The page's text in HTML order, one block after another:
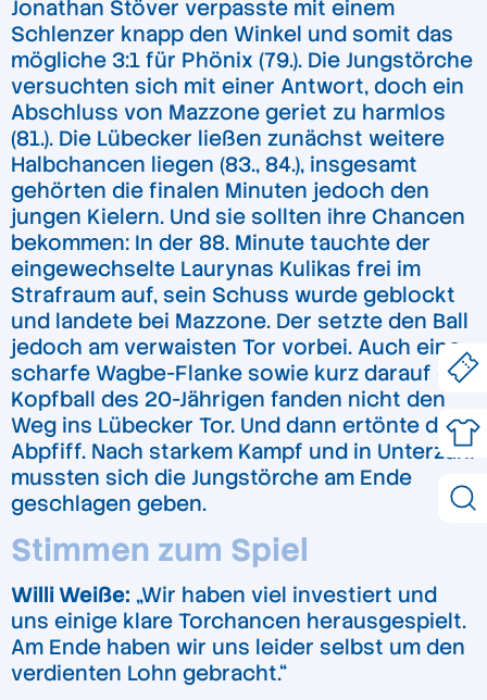
Jonathan Stöver verpasste mit einem
Schlenzer knapp den Winkel und somit das
mögliche 3:1 für Phönix (79.). Die Jungstörche
versuchten sich mit einer Antwort, doch ein
Abschluss von Mazzone geriet zu harmlos
(81.). Die Lübecker ließen zunächst weitere
Halbchancen liegen (83., 84.), insgesamt
gehörten die finalen Minuten jedoch den
jungen Kielern. Und sie sollten ihre Chancen
bekommen: In der 88. Minute tauchte der
eingewechselte Laurynas Kulikas frei im
Strafraum auf, sein Schuss wurde geblockt
und landete bei Mazzone. Der setzte den Ball
jedoch am verwaisten Tor vorbei. Auch eine
scharfe Wagbe-Flanke sowie kurz darauf ein
Kopfball des 20-Jährigen fanden nicht den
Weg ins Lübecker Tor. Und dann ertönte der
Abpfiff. Nach starkem Kampf und in Unterzahl
mussten sich die Jungstörche am Ende
geschlagen geben.
Stimmen zum Spiel
Willi Weiße: „Wir haben viel investiert und
uns einige klare Torchancen herausgespielt.
Am Ende haben wir uns leider selbst um den
verdienten Lohn gebracht.“